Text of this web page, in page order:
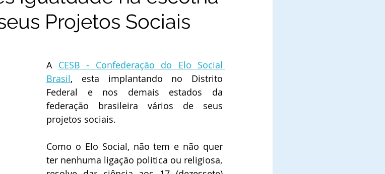
Projetos Sociais
A CESB - Confederação do Elo Social
Brasil, esta implantando no Distrito
Federal e nos demais estados da
federação brasileira vários de seus
projetos sociais.
Como o Elo Social, não tem e não quer